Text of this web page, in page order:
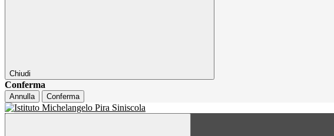
Chiudi
Conferma
Annulla Conferma